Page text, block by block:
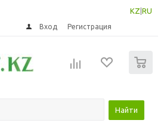
KZ RU
Вход Регистрация
Найти